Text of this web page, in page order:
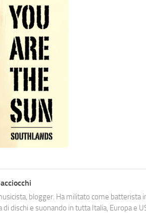
blogger. Ha militato come batterista
di dischi e suonando in tutta Italia, Europa e